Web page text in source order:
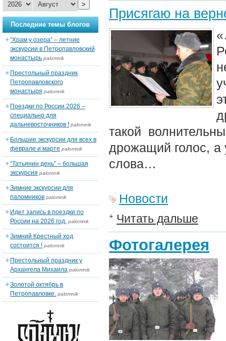
Присягаю на
такой
дрожащий голос, а
слова…
Новости
Читать дальше
Фотогалерея
>
Последние темы блогов
“Храм у озера” – летние
экскурсии в Петропавловский
монастырь palomnik
Престольный праздник
Петропавловского
монастыря palomnik
Поездки по России 2026 –
специально для
дальневосточников ! palomnik
Большие экскурсии для всех в
феврале и марте palomnik
“Татьянин день” – большая
экскурсия palomnik
Зимние экскурсии для
паломников palomnik
Идет запись в поездки по
России на 2026 год. palomnik
Зимний Крестный ход
состоится ! palomnik
Престольный праздник у
Архангела Михаила palomnik
Золотой октябрь в
Петропавловке. palomnik